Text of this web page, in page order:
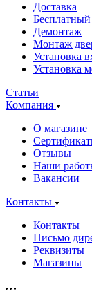
Доставка
Бесплатный
Демонтаж
Монтаж
Установка
Установка
Статьи
Компания
О магазине
Отзывы
Наши
Вакансии
Контакты
Контакты
Письмо
Реквизиты
Магазины